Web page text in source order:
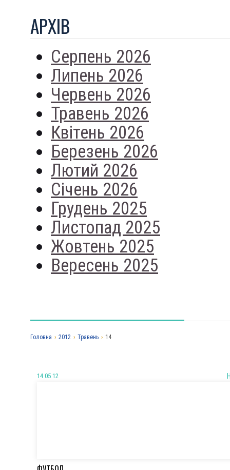
АРХIВ
Серпень 2026
Липень 2026
Червень 2026
Травень 2026
Квітень 2026
Березень 2026
Лютий 2026
Січень 2026
Грудень 2025
Листопад 2025
Жовтень 2025
Вересень 2025
Головна › 2012 › Травень › 14
14 05 12